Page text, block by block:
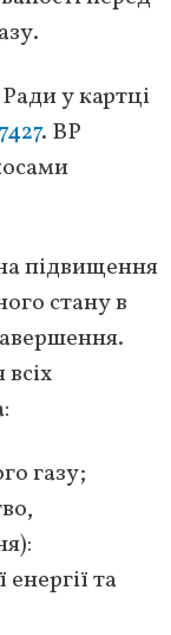
у картці
7427. ВР
підвищення
стану в
газу;
та